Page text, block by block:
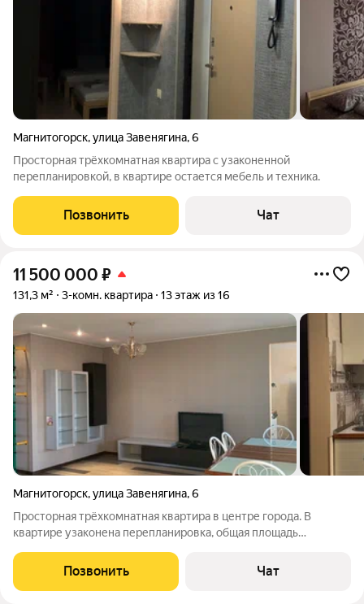
Магнитогорск,улица Завенягина,6
Просторная трёхкомнатная квартира с узаконенной
перепланировкой, в квартире остается мебель и техника.
Позвонить Чат
11 500 000 ₽
131,3 м² 3-комн. квартира 13 этаж из 16
Магнитогорск,улица Завенягина,6
Просторная трёхкомнатная квартира в центре города. В
квартире узаконена перепланировка, общая площадь
действующая сауна, три просторных лоджии, прекрасный вид
на город с 13-го этажа. В шаговой
Позвонить Чат